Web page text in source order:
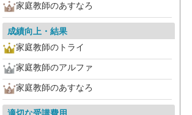
家庭教師のあすなろ
成績向上・結果
家庭教師のトライ
家庭教師のアルファ
家庭教師のあすなろ